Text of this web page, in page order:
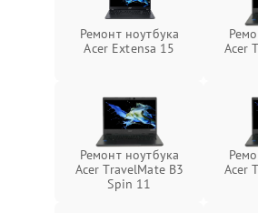
Ремонт ноутбука
Acer Extensa 15
Acer
Ремонт ноутбука
Acer TravelMate B3
Spin 11
Acer